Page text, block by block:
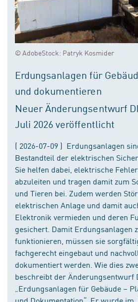
© AdobeStock: Patryk Kosmider
Erdungsanlagen für
und dokumentieren
Neuer Änderungsentwurf
Juli 2026 veröffentlicht
( 2026-07-09 ) Erdungsanlagen
Bestandteil der elektrischen
Sie helfen dabei, elektrische
abzuleiten und tragen damit zum
und Tieren bei. Zudem werden
elektrischen Anlage und damit
Elektronik vermieden und deren
gesichert. Damit Erdungsanlagen
funktionieren, müssen sie
fachgerecht eingebaut und
dokumentiert werden. Wie dies
beschreibt der Änderungsentwurf
„Erdungsanlagen für Gebäude –
und Dokumentation“. Er wurde im